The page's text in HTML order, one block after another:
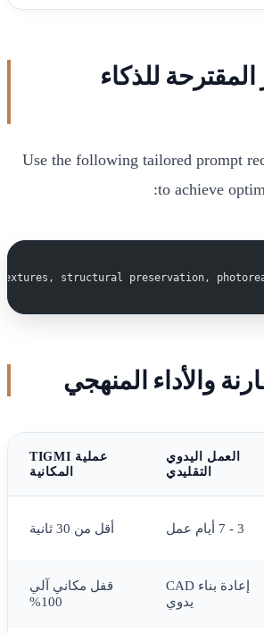
للذكاء
Use the following tailored prompt
to achieve
structural preservation,
والأداء المنهجي
العمل اليدوي
التقليدي
عملية TIGMI
المكانية
3 - 7 أيام عمل أقل من 30 ثانية
إعادة بناء CAD
يدوي
قفل مكاني آلي
100%